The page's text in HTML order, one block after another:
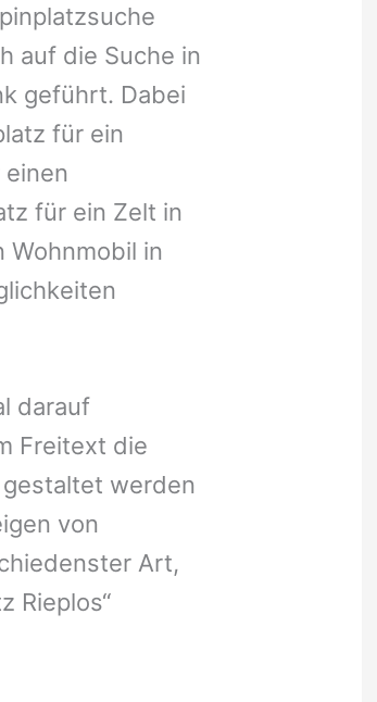
auf die Suche in
geführt. Dabei
für ein
für ein Zelt in
Wohnmobil in
darauf
Freitext die
werden
von
Art,
Rieplos“